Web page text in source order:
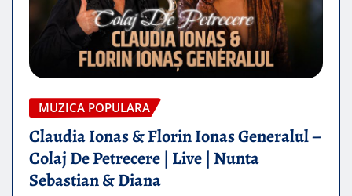
MUZICA POPULARA
Claudia Ionas & Florin Ionas Generalul –
Colaj De Petrecere | Live | Nunta
Sebastian & Diana